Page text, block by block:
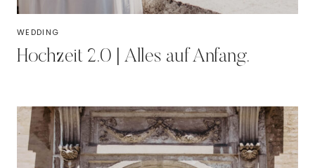
WEDDING
Hochzeit 2.0 | Alles auf Anfang.